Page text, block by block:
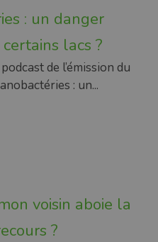
: un danger
lacs ?
de l’émission du
: un...
voisin aboie la
?